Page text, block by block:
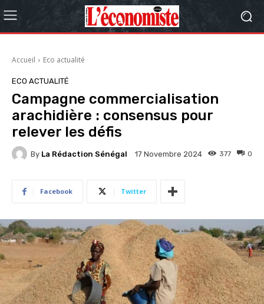
Accueil Eco actualité
ECO ACTUALITÉ
Campagne commercialisation
arachidière : consensus pour
relever les défis
By La Rédaction Sénégal 17 Novembre 2024 0
377
Facebook Twitter